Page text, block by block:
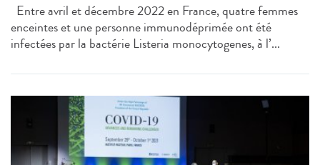
Entre avril et décembre 2022 en France, quatre femmes
enceintes et une personne immunodéprimée ont été
infectées par la bactérie Listeria monocytogenes, à l’...